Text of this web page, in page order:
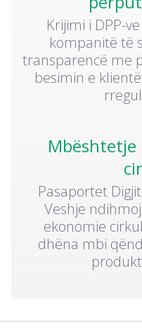
Krijimi i DPP-
kompanitë të
transparencë me
besimin e
Mbështetje
Pasaportet
Veshje
ekonomie
dhëna mbi